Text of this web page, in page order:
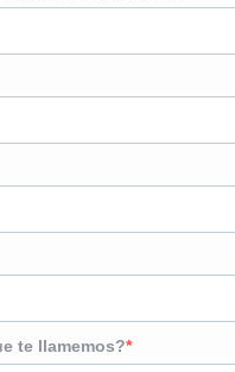
te llamemos?